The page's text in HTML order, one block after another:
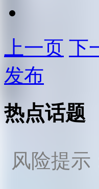
上一页 下
发布
热点话题
风险提示